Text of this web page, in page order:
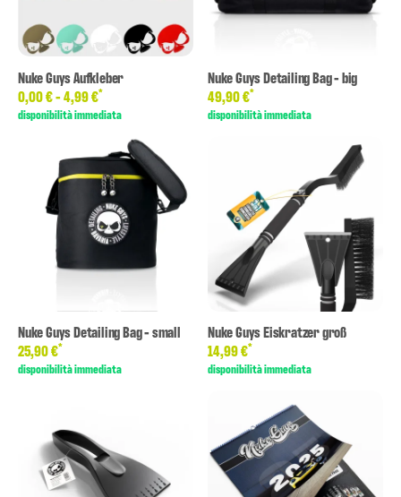
Nuke Guys Aufkleber
0,00 € -4,99 €*
disponibilità immediata
Nuke Guys Detailing Bag - big
49,90 €*
disponibilità immediata
Nuke Guys Detailing Bag - small
25,90 €*
disponibilità immediata
Nuke Guys Eiskratzer groß
14,99 €*
disponibilità immediata